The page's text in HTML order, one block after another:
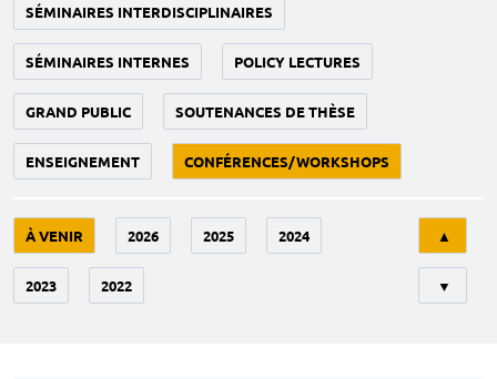
SÉMINAIRES INTERDISCIPLINAIRES
SÉMINAIRES INTERNES POLICY LECTURES
GRAND PUBLIC SOUTENANCES DE THÈSE
ENSEIGNEMENT CONFÉRENCES/WORKSHOPS
À VENIR 2026 2025 2024
2023 2022
▲
▼